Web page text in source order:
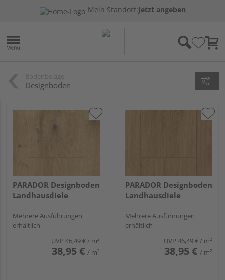
Mein Standort:Jetzt angeben
Designboden
PARADOR Designboden
Landhausdiele
Mehrere Ausführungen
erhältlich
UVP 46,49 €/ m²
38,95 € / m²
PARADOR Designboden
Landhausdiele
Mehrere Ausführungen
erhältlich
UVP 46,49 €/ m²
38,95 € / m²